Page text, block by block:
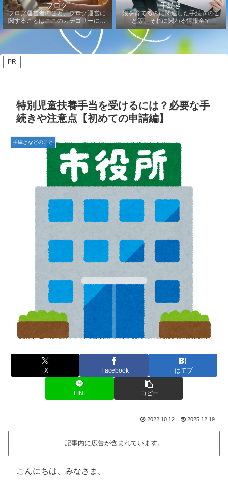
ブログ
ブログ運営者のこと、ブログ運営に
関することはここのカテゴリーにな
ります
手続き
娘を育てるのに関連した手続きのこ
と等、それに関わる情報全て
PR
特別児童扶養手当を受けるには？必要な手
続きや注意点【初めての申請編】
手続きなどのこと
X Facebook はてブ
LINE コピー
2022.10.12 2025.12.19
記事内に広告が含まれています。
こんにちは、みなさま。